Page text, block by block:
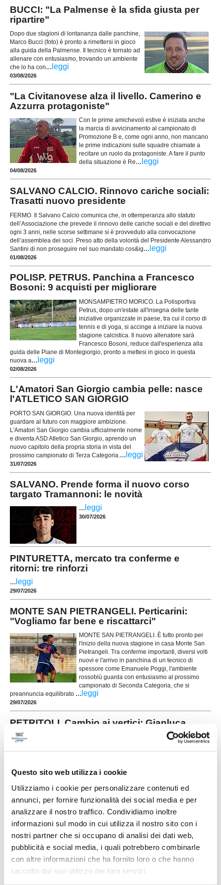
Questo sito web utilizza i cookie
Utilizziamo i cookie per personalizzare contenuti ed
annunci, per fornire funzionalità dei social media e per
analizzare il nostro traffico. Condividiamo inoltre
informazioni sul modo in cui utilizza il nostro sito con i
nostri partner che si occupano di analisi dei dati web,
pubblicità e social media, i quali potrebbero combinarle
con altre informazioni che ha fornito loro o che hanno
raccolto dal suo utilizzo dei loro servizi.
BUCCI: "La Palmense è la sfida giusta per
ripartire"
Dopo due stagioni di lontananza dalle panchine,
Marco Bucci (foto) è pronto a rimettersi in gioco
alla guida della Palmense. Il tecnico è tornato ad
allenare con entusiasmo, trovando un ambiente
che lo ha con... leggi
03/08/2026
"La Civitanovese alza il livello. Camerino e
Azzurra protagoniste"
Con le prime amichevoli estive è iniziata anche
la marcia di avvicinamento al campionato di
Promozione B e, come ogni anno, non mancano
le prime indicazioni sulle squadre chiamate a
recitare un ruolo da protagoniste. A fare il punto
della situazione è Re... leggi
04/08/2026
SALVANO CALCIO. Rinnovo cariche sociali:
Trasatti nuovo presidente
FERMO. Il Salvano Calcio comunica che, in ottemperanza allo statuto
dell’Associazione che prevede il rinnovo delle cariche sociali e del direttivo
ogni 3 anni, nelle scorse settimane si è provveduto alla convocazione
dell’assemblea dei soci. Preso atto della volontà del Presidente Alessandro
Santini di non proseguire nel suo mandato cos&ig... leggi
01/08/2026
POLISP. PETRUS. Panchina a Francesco
Bosoni: 9 acquisti per migliorare
MONSAMPIETRO MORICO. La Polisportiva
Petrus, dopo un'estate all'insegna delle tante
iniziative organizzate in paese, tra cui il corso di
tennis e di yoga, si accinge a iniziare la nuova
stagione calcistica. Il nuovo allenatore sarà
Francesco Bosoni, reduce dall'esperienza alla
guida delle Piane di Montegiorgio, pronto a mettesi in gioco in questa
nuova a... leggi
02/08/2026
L'Amatori San Giorgio cambia pelle: nasce
l'ATLETICO SAN GIORGIO
PORTO SAN GIORGIO. Una nuova identità per
guardare al futuro con maggiore ambizione.
L'Amatori San Giorgio cambia ufficialmente nome
e diventa ASD Atletico San Giorgio, aprendo un
nuovo capitolo della propria storia in vista del
prossimo campionato di Terza Categoria.... leggi
31/07/2026
SALVANO. Prende forma il nuovo corso
targato Tramannoni: le novità
... leggi
30/07/2026
PINTURETTA, mercato tra conferme e
ritorni: tre rinforzi
... leggi
29/07/2026
MONTE SAN PIETRANGELI. Perticarini:
"Vogliamo far bene e riscattarci"
MONTE SAN PIETRANGELI. È tutto pronto per
l'inizio della nuova stagione in casa Monte San
Pietrangeli. Tra conferme importanti, diversi volti
nuovi e l'arrivo in panchina di un tecnico di
spessore come Emanuele Poggi, l'ambiente
rossoblù guarda con entusiasmo al prossimo
campionato di Seconda Categoria, che si
preannuncia equilibrato ... leggi
29/07/2026
PETRITOLI. Cambio ai vertici: Gianluca
Verducci nuovo presidente
societari. 67 sono gli anni di attività per lo storico
Giuseppe Vitali ha relazionato sull’ultima
stagione, ringraziando tutti per i ... leggi
MONTEGRANARO. Fumata bianca: il nuovo
allenatore è Senigagliesi
Il Montegranaro ha sciolto le riserve e ha
individuato l'allenatore che guiderà la squadra
nella prossima stagione. La società ha infatti
affidato la panchina a Stefano Senigagliesi,
...leggi